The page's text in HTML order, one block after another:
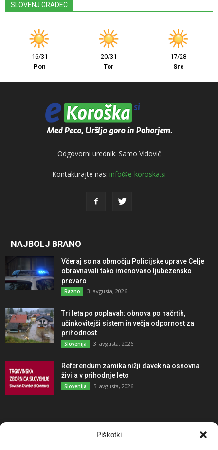
Piškotki
SLOVENJ GRADEC
16/31
Pon
20/31
Tor
17/28
Sre
Odgovorni urednik: Samo Vidovič
Kontaktirajte nas: info@e-koroska.si
NAJBOLJ BRANO
Včeraj so na območju Policijske uprave Celje
obravnavali tako imenovano ljubezensko
prevaro
Razno 3. avgusta, 2026
Tri leta po poplavah: obnova po načrtih,
učinkovitejši sistem in večja odpornost za
prihodnost
Slovenija 3. avgusta, 2026
Referendum zamika nižji davek na osnovna
živila v prihodnje leto
Slovenija 5. avgusta, 2026
NAJBOLJ KOMENTIRANO